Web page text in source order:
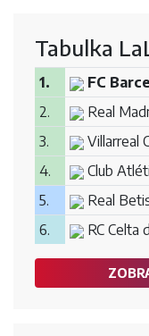
Tabulka
1. FC
2.
Real
3.
Villarreal
4.
Club
5.
Real
6.
RC Celta